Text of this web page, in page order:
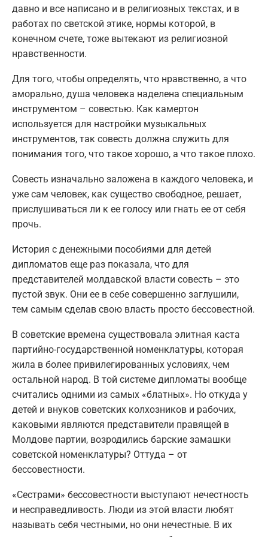
давно и все написано и в религиозных текстах, и в
работах по светской этике, нормы которой, в
конечном счете, тоже вытекают из религиозной
нравственности.
Для того, чтобы определять, что нравственно, а что
аморально, душа человека наделена специальным
инструментом – совестью. Как камертон
используется для настройки музыкальных
инструментов, так совесть должна служить для
понимания того, что такое хорошо, а что такое плохо.
Совесть изначально заложена в каждого человека, и
уже сам человек, как существо свободное, решает,
прислушиваться ли к ее голосу или гнать ее от себя
прочь.
История с денежными пособиями для детей
дипломатов еще раз показала, что для
представителей молдавской власти совесть – это
пустой звук. Они ее в себе совершенно заглушили,
тем самым сделав свою власть просто бессовестной.
В советские времена существовала элитная каста
партийно-государственной номенклатуры, которая
жила в более привилегированных условиях, чем
остальной народ. В той системе дипломаты вообще
считались одними из самых «блатных». Но откуда у
детей и внуков советских колхозников и рабочих,
каковыми являются представители правящей в
Молдове партии, возродились барские замашки
советской номенклатуры? Оттуда – от
бессовестности.
«Сестрами» бессовестности выступают нечестность
и несправедливость. Люди из этой власти любят
называть себя честными, но они нечестные. В их